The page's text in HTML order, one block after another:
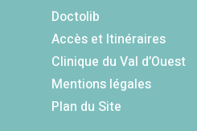
Doctolib
Accès et Itinéraires
Clinique du Val d’Ouest
Mentions légales
Plan du Site